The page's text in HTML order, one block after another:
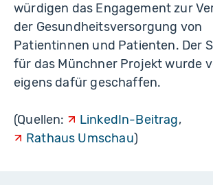
würdigen das Engagement zur
der Gesundheitsversorgung von
Patientinnen und Patienten. Der
für das Münchner Projekt wurde
eigens dafür geschaffen.
(Quellen: LinkedIn-Beitrag,
Rathaus Umschau)